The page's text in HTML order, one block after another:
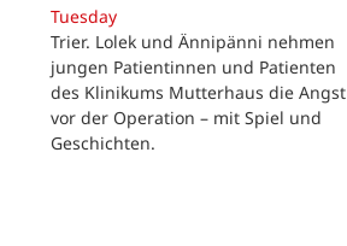
Tuesday
Trier. Lolek und Ännipänni nehmen
jungen Patientinnen und Patienten
des Klinikums Mutterhaus die Angst
vor der Operation – mit Spiel und
Geschichten.